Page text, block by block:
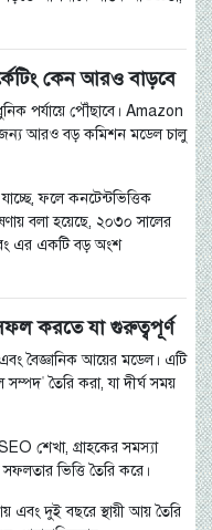
কেন আরও বাড়বে
পর্যায়ে পৌঁছাবে। Amazon
জন্য আরও বড় কমিশন মডেল চালু
ফলে কনটেন্টভিত্তিক
বলা হয়েছে, ২০৩০ সালের
এর একটি বড় অংশ
করতে যা গুরুত্বপূর্ণ
এবং বৈজ্ঞানিক আয়ের মডেল। এটি
তৈরি করা, যা দীর্ঘ সময়
শেখা, গ্রাহকের সমস্যা
ভিত্তি তৈরি করে।
দুই বছরে স্থায়ী আয় তৈরি